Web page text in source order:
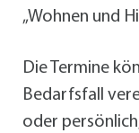
„Wohnen und
Die Termine
Bedarfsfall
oder